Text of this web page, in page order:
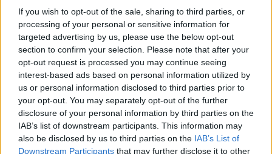
If you wish to opt-out of the sale, sharing to third parties, or
processing of your personal or sensitive information for
targeted advertising by us, please use the below opt-out
section to confirm your selection. Please note that after your
opt-out request is processed you may continue seeing
interest-based ads based on personal information utilized by
us or personal information disclosed to third parties prior to
your opt-out. You may separately opt-out of the further
disclosure of your personal information by third parties on the
IAB’s list of downstream participants. This information may
also be disclosed by us to third parties on the IAB’s List of
Downstream Participants that may further disclose it to other
Οι άνδρες ελκύονται από τις καμπύλες μιας
μεγαλύτερης γυναίκας αλλά κυρίως από την
αυτοπεποίθησή της. Συνήθως, οι νεότερες
έχουν ανασφάλεια με το σώμα τους και έχουν
ως πρότυπο μοντέλα. Αυτή την ανασφάλεια τη
βγάζουν στους συντρόφους τους, κυρίως στο
κρεβάτι: “σβήσε τα φώτα, μη κοιτάς την κοιλιά
μου, μη με δεις τελείως γυμνή”. Από την άλλη